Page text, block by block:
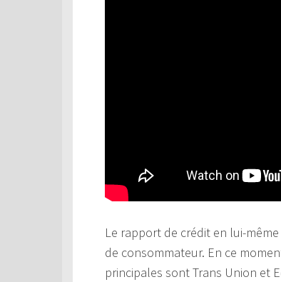
Le rapport de crédit en lui-
de consommateur. En ce
principales sont Trans Union et